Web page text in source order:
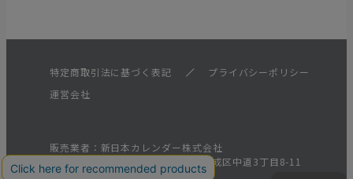
特定商取引法に基づく表記
プライバシーポリシー
運営会社
販売業者：新日本カレンダー株式会社
住所：〒537-0025 大阪府大阪市東成区中道3丁目8-11
電話番号：0669714466